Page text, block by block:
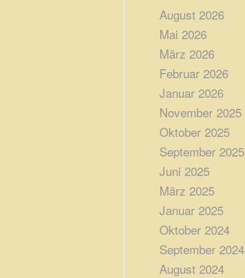
August 2026
Mai 2026
März 2026
Februar 2026
Januar 2026
November 2025
Oktober 2025
September 2025
Juni 2025
März 2025
Januar 2025
Oktober 2024
September 2024
August 2024